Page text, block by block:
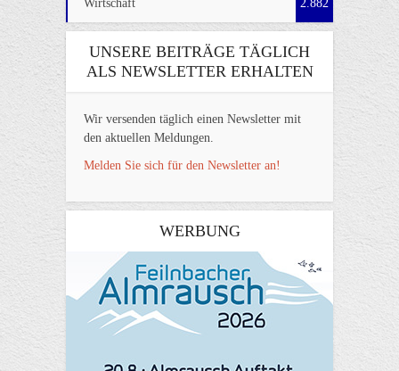
Wirtschaft 2.882
UNSERE BEITRÄGE TÄGLICH
ALS NEWSLETTER ERHALTEN
Wir versenden täglich einen Newsletter mit
den aktuellen Meldungen.
Melden Sie sich für den Newsletter an!
WERBUNG